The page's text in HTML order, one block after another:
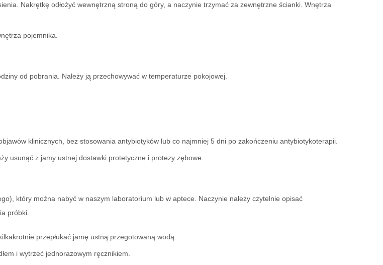
Nakrętkę odłożyć wewnętrzną stroną do góry, a naczynie trzymać za zewnętrzne ścianki. Wnętrza
pojemnika.
od pobrania. Należy ją przechowywać w temperaturze pokojowej.
klinicznych, bez stosowania antybiotyków lub co najmniej 5 dni po zakończeniu antybiotykoterapii.
usunąć z jamy ustnej dostawki protetyczne i protezy zębowe.
który można nabyć w naszym laboratorium lub w aptece. Naczynie należy czytelnie opisać
próbki.
przepłukać jamę ustną przegotowaną wodą.
i wytrzeć jednorazowym ręcznikiem.